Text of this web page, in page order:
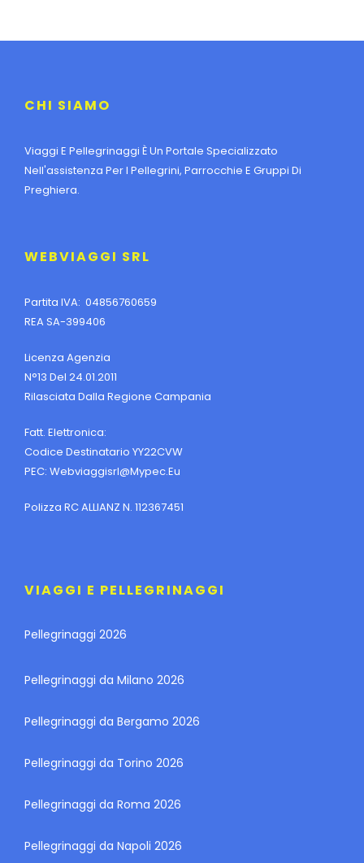
CHI SIAMO
Viaggi E Pellegrinaggi È Un Portale Specializzato
Nell'assistenza Per I Pellegrini, Parrocchie E Gruppi Di
Preghiera.
WEBVIAGGI SRL
Partita IVA: 04856760659
REA SA-399406
Licenza Agenzia
N°13 Del 24.01.2011
Rilasciata Dalla Regione Campania
Fatt. Elettronica:
Codice Destinatario YY22CVW
PEC: Webviaggisrl@mypec.eu
Polizza RC ALLIANZ N. 112367451
VIAGGI E PELLEGRINAGGI
Pellegrinaggi 2026
Pellegrinaggi da Milano 2026
Pellegrinaggi da Bergamo 2026
Pellegrinaggi da Torino 2026
Pellegrinaggi da Roma 2026
Pellegrinaggi da Napoli 2026